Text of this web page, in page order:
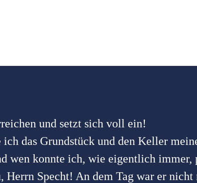
und setzt sich voll ein!
ich das Grundstück und den Keller
wen konnte ich, wie eigentlich immer,
Herrn Specht! An dem Tag war er